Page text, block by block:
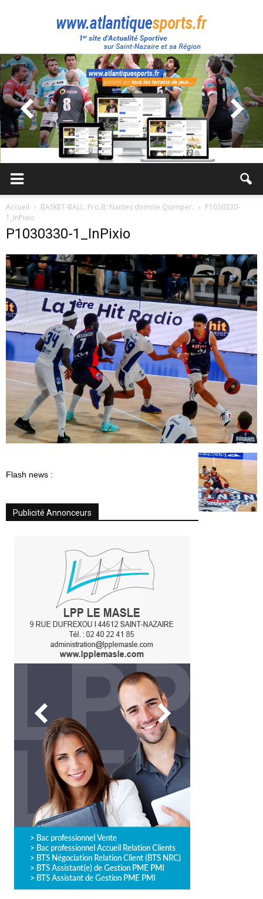
Atlantique
Sport
Accueil BASKET-BALL. Pro.B: Nantes domine Quimper.
P1030330-
1_InPixio
P1030330-1_InPixio
Flash news :
Publicité Annonceurs